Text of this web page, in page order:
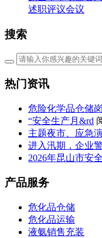
述职评议会议
搜索
热门资讯
危险化学品仓储
“安全生产月&rd
主题夜市、应急
进入汛期，企业
2026年昆山市安
产品服务
危化品仓储
危化品运输
液氨销售充装